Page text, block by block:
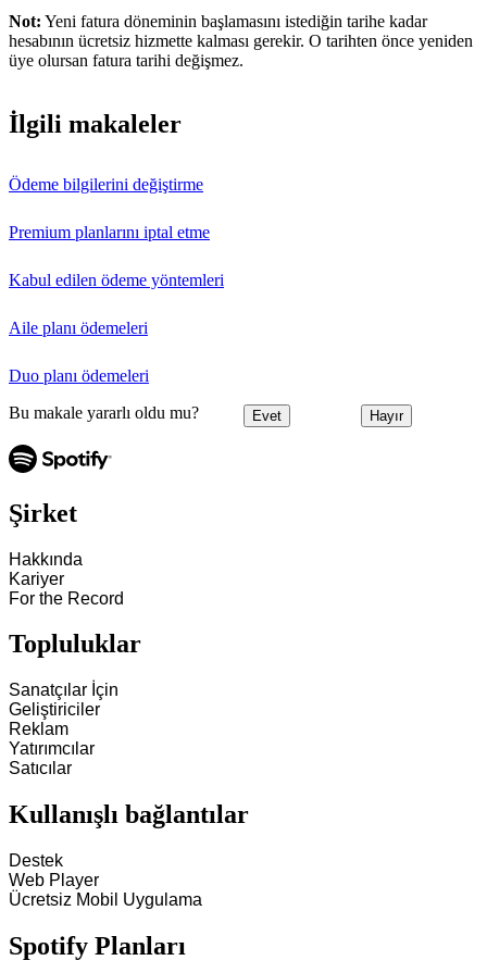
Not: Yeni fatura döneminin başlamasını istediğin tarihe kadar
hesabının ücretsiz hizmette kalması gerekir. O tarihten önce yeniden
üye olursan fatura tarihi değişmez.
İlgili makaleler
Ödeme bilgilerini değiştirme
Premium planlarını iptal etme
Kabul edilen ödeme yöntemleri
Aile planı ödemeleri
Duo planı ödemeleri
Bu makale yararlı oldu mu? Evet Hayır
Şirket
Hakkında
Kariyer
For the Record
Topluluklar
Sanatçılar İçin
Geliştiriciler
Reklam
Yatırımcılar
Satıcılar
Kullanışlı bağlantılar
Destek
Web Player
Ücretsiz Mobil Uygulama
Spotify Planları